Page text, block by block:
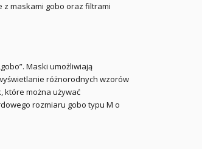
z maskami gobo oraz filtrami
Maski umożliwiają
różnorodnych wzorów
które można używać
rozmiaru gobo typu M o